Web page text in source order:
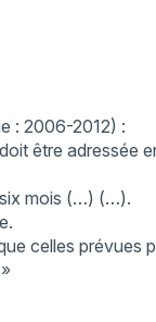
: 2006-2012) :
être adressée
six mois (…) (…).
celles prévues